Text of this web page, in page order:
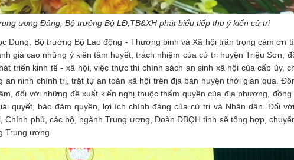
ương Đảng, Bộ trưởng Bộ LĐ,TB&XH phát biểu tiếp thu ý kiến cử tri
Dung, Bộ trưởng Bộ Lao động - Thương binh và Xã hội trân trọng cảm ơn
giá cao những ý kiến tâm huyết, trách nhiệm của cử tri huyện Triệu Sơn;
triển kinh tế - xã hội, việc thực thi chính sách an sinh xã hội của cấp ủy,
an ninh chính trị, trật tự an toàn xã hội trên địa bàn huyện thời gian qua.
đối với những đề xuất kiến nghị thuộc thẩm quyền của địa phương,
quyết, bảo đảm quyền, lợi ích chính đáng của cử tri và Nhân dân. Đối
phủ, các bộ, ngành Trung ương, Đoàn ĐBQH tỉnh sẽ tổng hợp,
Trung ương.